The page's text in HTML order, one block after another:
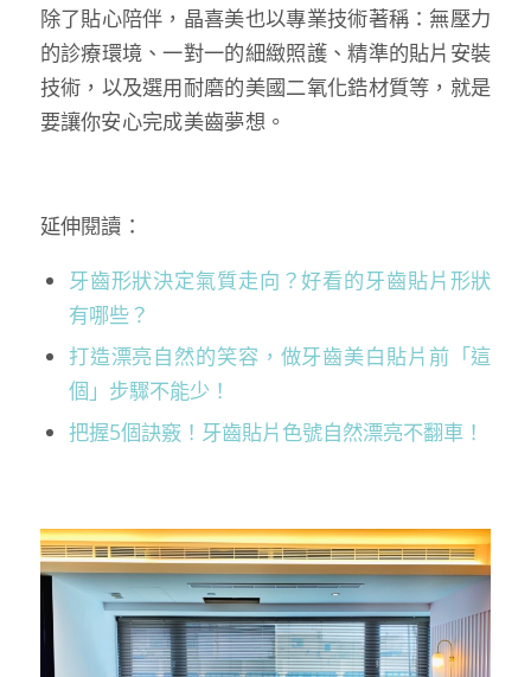
除了貼心陪伴，晶喜美也以專業技術著稱：無壓力
的診療環境、一對一的細緻照護、精準的貼片安裝
技術，以及選用耐磨的美國二氧化鋯材質等，就是
要讓你安心完成美齒夢想。
延伸閱讀：
牙齒形狀決定氣質走向？好看的牙齒貼片形狀
有哪些？
打造漂亮自然的笑容，做牙齒美白貼片前「這
個」步驟不能少！
把握5個訣竅！牙齒貼片色號自然漂亮不翻車！